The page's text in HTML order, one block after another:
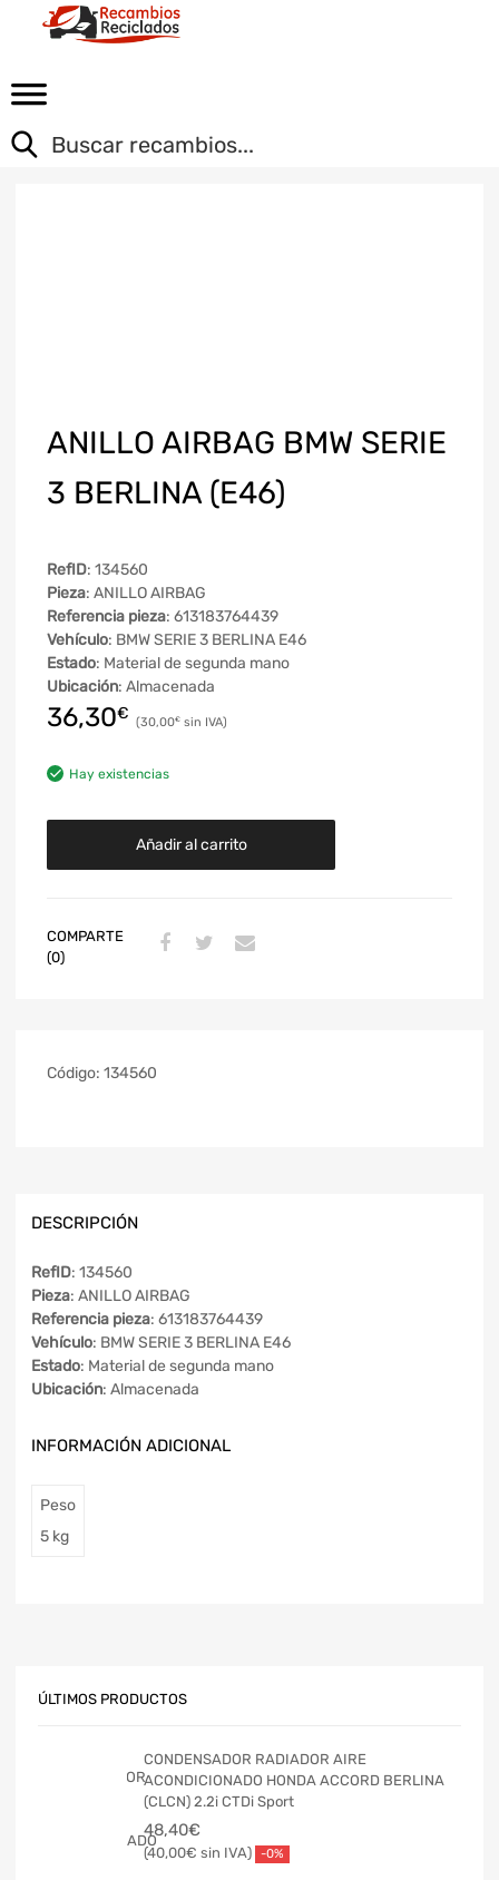
ANILLO AIRBAG BMW SERIE
3 BERLINA (E46)
RefID: 134560
Pieza: ANILLO AIRBAG
Referencia pieza: 613183764439
Vehículo: BMW SERIE 3 BERLINA E46
Estado: Material de segunda mano
Ubicación: Almacenada
36,30€ 30,00€
Hay existencias
Añadir al carrito
COMPARTE
(0)
Código: 134560
DESCRIPCIÓN
RefID: 134560
Pieza: ANILLO AIRBAG
Referencia pieza: 613183764439
Vehículo: BMW SERIE 3 BERLINA E46
Estado: Material de segunda mano
Ubicación: Almacenada
INFORMACIÓN ADICIONAL
Peso
5 kg
ÚLTIMOS PRODUCTOS
CONDENSADOR RADIADOR AIRE
ACONDICIONADO HONDA ACCORD BERLINA
(CLCN) 2.2i CTDi Sport
48,40€
40,00€ -0%